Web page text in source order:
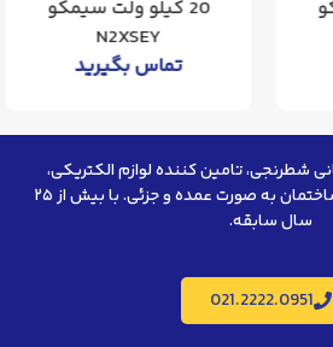
20 کیلو ولت سیمکو
N2XSEY
تماس بگیرید
شطرنجی، تامین کننده لوازم الکتریکی،
روشنایی و ملزومات برق ساختمان به صورت عمده و جزئی. با بیش از ۲۵
سال سابقه.
021.2222.0951